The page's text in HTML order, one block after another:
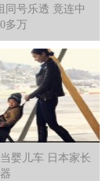
小朋友运用科学
实际动手玩，往
放电首选。
同号乐透 竟连中
多万
婴儿车 日本家长